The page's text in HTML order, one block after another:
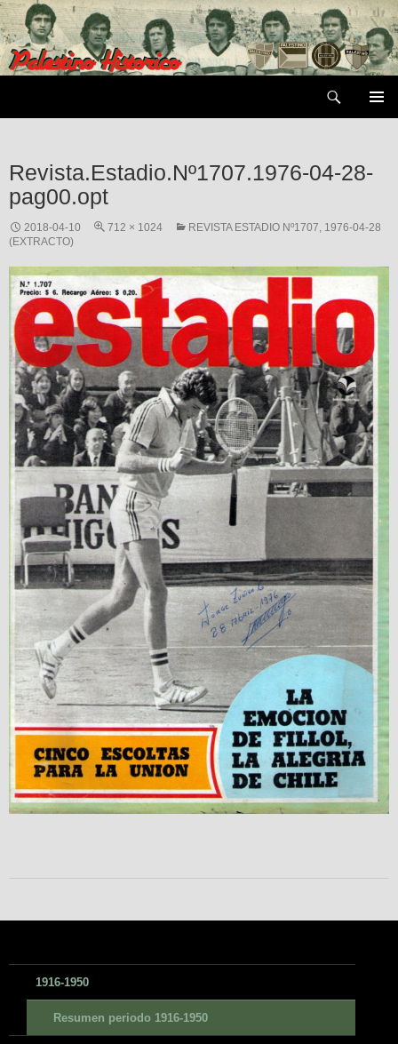
Saltar
al
contenido
Revista.Estadio.Nº1707.1976-04-28-
pag00.opt
2018-04-10 712 × 1024
REVISTA ESTADIO Nº1707, 1976-04-28
(EXTRACTO)
1916-1950
Resumen periodo 1916-1950